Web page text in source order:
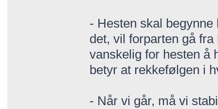
- Hesten skal
det, vil forparten gå
vanskelig for hesten å
betyr at rekkefølgen i
- Når vi går, må vi